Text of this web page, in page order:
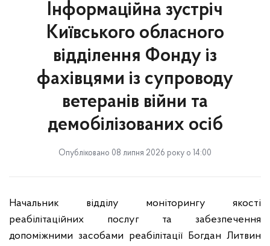
Інформаційна зустріч
Київського обласного
відділення Фонду із
фахівцями із супроводу
ветеранів війни та
демобілізованих осіб
Опубліковано 08 липня 2026 року о 14:00
Начальник відділу моніторингу якості
реабілітаційних послуг та забезпечення
допоміжними засобами реабілітації Богдан Литвин